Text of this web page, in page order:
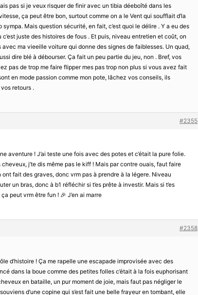
pas si je veux risquer de finir avec un tibia déeboîté dans les
ça peut être bon, surtout comme on a le Vent qui soufflait d’la
Mais question sécurité, en fait, c’est quoi le délire . Y a eu des
juste des histoires de fous . Et puis, niveau entretien et coût, on
avec ma vieeille voiture qui donne des signes de faiblesses. Un quad,
dire blé à débourser. Ça fait un peu partie du jeu, non . Bref, vos
pas de trop me faire flipper mes pas trop non plus si vous avez fait
en mode passion comme mon pote, lâchez vos conseils, ils
vos retours .
#2355
aventure ! J’ai teste une fois avec des potes et c’était la pure folie.
j’te dis même pas le kiff ! Mais par contre ouais, faut faire
fait des graves, donc vrm pas à prendre à la légere. Niveau
un bras, donc à b1 réfléchir si t’es prête à investir. Mais si t’es
peut vrm être fun ! 🎉 J’en ai marre
#2358
d’histoire ! Ça me rapelle une escapade improvisée avec des
dans la boue comme des petites folles c’était à la fois euphorisant
en bataille, un pur moment de joie, mais faut pas négliger le
d’une copine qui s’est fait une belle frayeur en tombant, elle